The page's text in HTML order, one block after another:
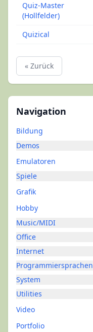
Navigation
Bildung
Demos
Emulatoren
Spiele
Grafik
Hobby
Music/MIDI
Office
Internet
Programmiersprachen
System
Utilities
Video
Portfolio
Quiz-Master
(Hollfelder)
Quizical
« Zurück